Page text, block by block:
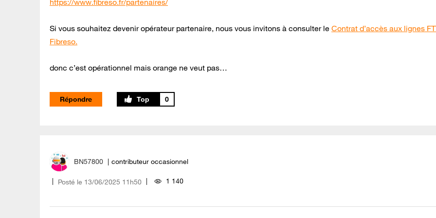
https://www.fibreso.fr/partenaires/
Si vous souhaitez devenir opérateur partenaire, nous vous invitons à consulter le Contrat d’accès aux lignes
Fibreso.
donc c’est opérationnel mais orange ne veut pas…
Répondre 0
BN57800 contributeur occasionnel
Posté le ‎13/06/2025 11h50 1 140